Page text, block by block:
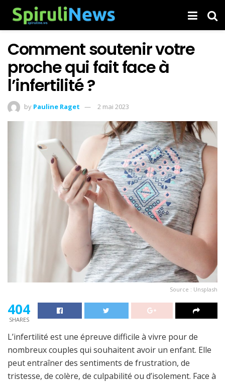
Comment soutenir votre
proche qui fait face à
l’infertilité ?
by Pauline Raget 2 mai 2023
Source : Unsplash
404
SHARES
L’infertilité est une épreuve difficile à vivre pour de
nombreux couples qui souhaitent avoir un enfant. Elle
peut entraîner des sentiments de frustration, de
tristesse, de colère, de culpabilité ou d’isolement. Face à